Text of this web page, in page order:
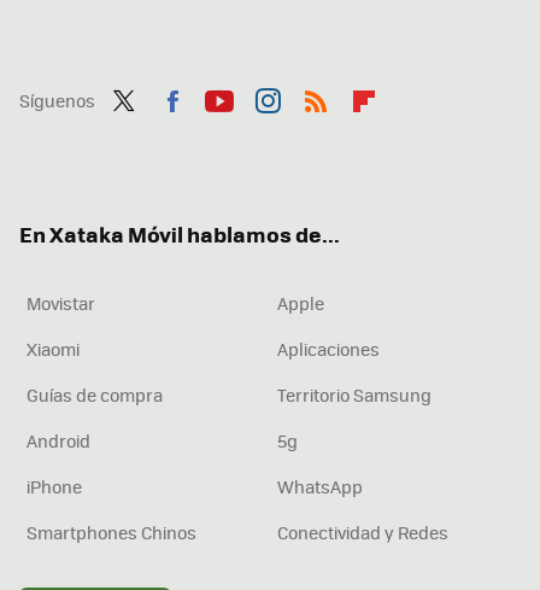
Síguenos
En Xataka Móvil hablamos de...
Movistar
Apple
Xiaomi
Aplicaciones
Guías de compra
Territorio Samsung
Android
5g
iPhone
WhatsApp
Smartphones Chinos
Conectividad y Redes